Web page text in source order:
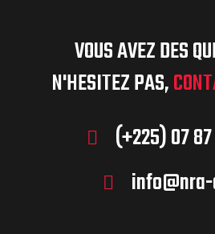
VOUS AVEZ DES
N'HESITEZ PAS,
(+225) 07